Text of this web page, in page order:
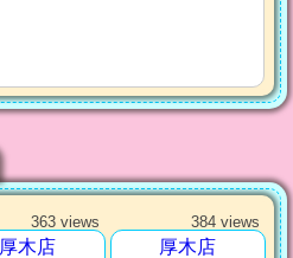
363 views
厚木店
384 views
厚木店